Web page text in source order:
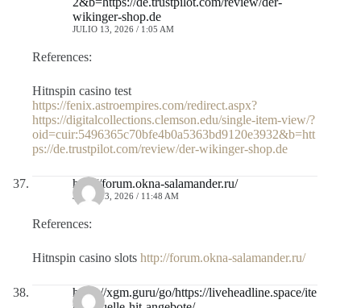
wikinger-shop.de
JULIO 13, 2026 / 1:05 AM
References:
Hitnspin casino test
https://fenix.astroempires.com/redirect.aspx?
https://digitalcollections.clemson.edu/single-item-view/?
oid=cuir:5496365c70bfe4b0a5363bd9120e3932&b=htt
ps://de.trustpilot.com/review/der-wikinger-shop.de
http://forum.okna-salamander.ru/
JULIO 13, 2026 / 11:48 AM
References:
Hitnspin casino slots http://forum.okna-salamander.ru/
https://xgm.guru/go/https://liveheadline.space/ite